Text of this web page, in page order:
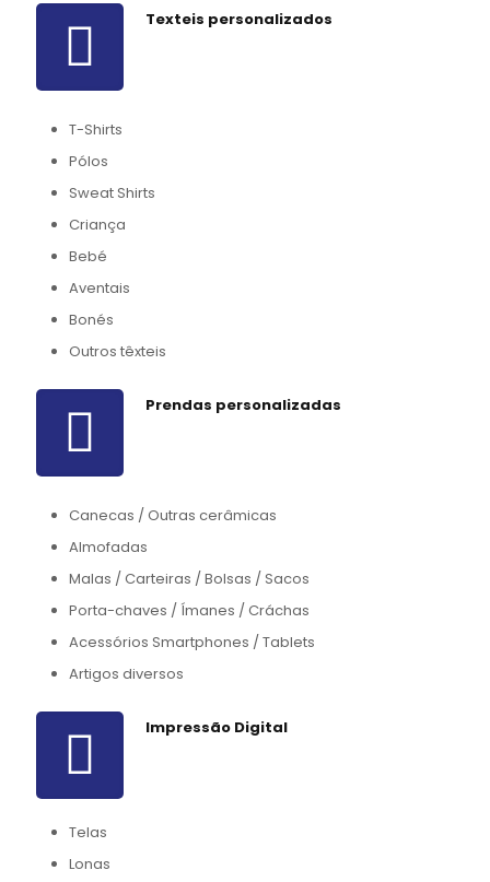
Texteis personalizados
T-Shirts
Pólos
Sweat Shirts
Criança
Bebé
Aventais
Bonés
Outros têxteis
Prendas personalizadas
Canecas / Outras cerâmicas
Almofadas
Malas / Carteiras / Bolsas / Sacos
Porta-chaves / Ímanes / Cráchas
Acessórios Smartphones / Tablets
Artigos diversos
Impressão Digital
Telas
Lonas